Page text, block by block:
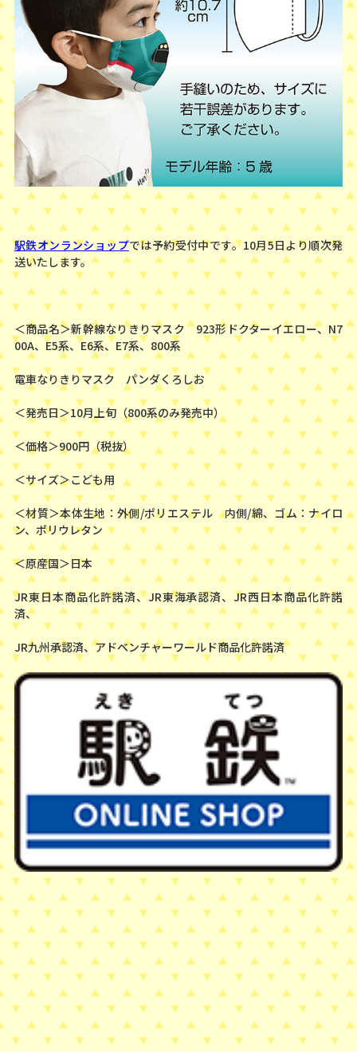
駅鉄オンランショップでは予約受付中です。10月5日より順次発
送いたします。
＜商品名＞新幹線なりきりマスク 923形ドクターイエロー、N7
00A、E5系、E6系、E7系、800系
電車なりきりマスク パンダくろしお
＜発売日＞10月上旬（800系のみ発売中）
＜価格＞900円（税抜）
＜サイズ＞こども用
＜材質＞本体生地：外側/ポリエステル 内側/綿、ゴム：ナイロ
ン、ポリウレタン
＜原産国＞日本
JR東日本商品化許諾済、JR東海承認済、JR西日本商品化許諾
済、
JR九州承認済、アドベンチャーワールド商品化許諾済